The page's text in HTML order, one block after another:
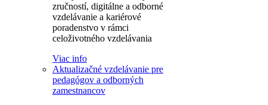
zručností, digitálne a odborné
vzdelávanie a kariérové
poradenstvo v rámci
celoživotného vzdelávania
Viac info
Aktualizačné vzdelávanie pre
pedagógov a odborných
zamestnancov